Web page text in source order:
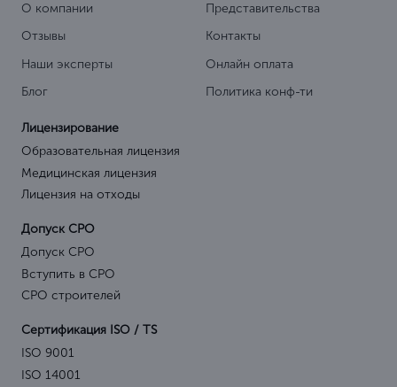
О компании
Отзывы
Наши эксперты
Блог
Представительства
Контакты
Онлайн оплата
Политика конф-ти
Лицензирование
Образовательная лицензия
Медицинская лицензия
Лицензия на отходы
Допуск СРО
Допуск СРО
Вступить в СРО
СРО строителей
Сертификация ISO / TS
ISO 9001
ISO 14001